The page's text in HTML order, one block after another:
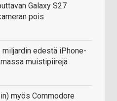
Galaxy S27
pois
miljardin edestä iPhone-
muistipiirejä
myös Commodore